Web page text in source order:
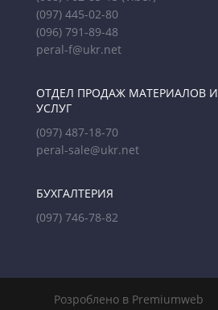
(097) 445-02-80
(096) 791-89-48
peral-f@ukr.net
ОТДЕЛ ПРОДАЖ МАТЕРИАЛОВ И
УСЛУГ
(097) 487-18-70
peral-sale@ukr.net
БУХГАЛТЕРИЯ
(097) 746-78-82
Розроблено в Premiumweb